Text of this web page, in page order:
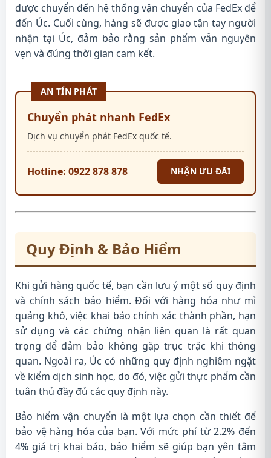
được chuyển đến hệ thống vận chuyển của FedEx để
đến Úc. Cuối cùng, hàng sẽ được giao tận tay người
nhận tại Úc, đảm bảo rằng sản phẩm vẫn nguyên
vẹn và đúng thời gian cam kết.
AN TÍN PHÁT
Chuyển phát nhanh FedEx
Dịch vụ chuyển phát FedEx quốc tế.
Hotline: 0922 878 878 NHẬN ƯU ĐÃI
Quy Định & Bảo Hiểm
Khi gửi hàng quốc tế, bạn cần lưu ý một số quy định
và chính sách bảo hiểm. Đối với hàng hóa như mì
quảng khô, việc khai báo chính xác thành phần, hạn
sử dụng và các chứng nhận liên quan là rất quan
trọng để đảm bảo không gặp trục trặc khi thông
quan. Ngoài ra, Úc có những quy định nghiêm ngặt
về kiểm dịch sinh học, do đó, việc gửi thực phẩm cần
tuân thủ đầy đủ các quy định này.
Bảo hiểm vận chuyển là một lựa chọn cần thiết để
bảo vệ hàng hóa của bạn. Với mức phí từ 2.2% đến
4% giá trị khai báo, bảo hiểm sẽ giúp bạn yên tâm